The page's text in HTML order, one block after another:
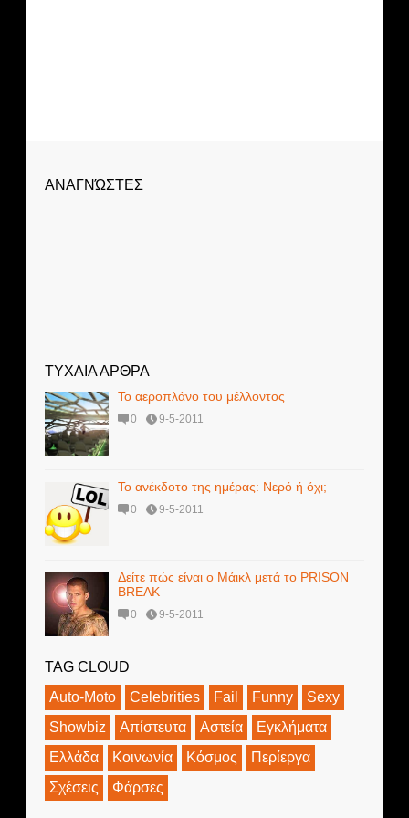
ΑΝΑΓΝΏΣΤΕΣ
ΤΥΧΑΙΑ ΑΡΘΡΑ
Το αεροπλάνο του μέλλοντος
0 9-5-2011
Το ανέκδοτο της ημέρας: Νερό ή όχι;
0 9-5-2011
Δείτε πώς είναι o Μάικλ μετά το PRISON
BREAK
0 9-5-2011
TAG CLOUD
Auto-Moto
Celebrities Fail Funny
Sexy
Showbiz
Απίστευτα Αστεία
Εγκλήματα
Ελλάδα
Κοινωνία Κόσμος
Περίεργα
Σχέσεις
Φάρσες